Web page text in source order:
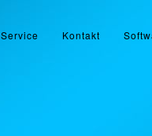
Service Kontakt